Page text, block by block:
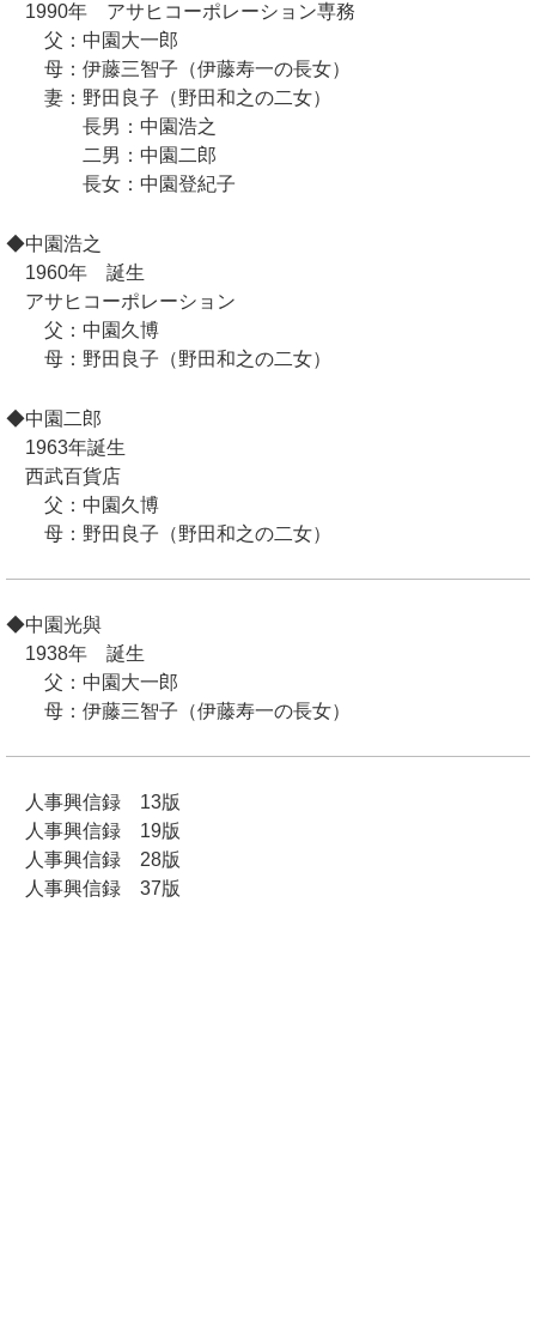
1990年 アサヒコーポレーション専務
父：中園大一郎
母：伊藤三智子（伊藤寿一の長女）
妻：野田良子（野田和之の二女）
長男：中園浩之
二男：中園二郎
長女：中園登紀子
◆中園浩之
1960年 誕生
アサヒコーポレーション
父：中園久博
母：野田良子（野田和之の二女）
◆中園二郎
1963年誕生
西武百貨店
父：中園久博
母：野田良子（野田和之の二女）
◆中園光與
1938年 誕生
父：中園大一郎
母：伊藤三智子（伊藤寿一の長女）
人事興信録 13版
人事興信録 19版
人事興信録 28版
人事興信録 37版